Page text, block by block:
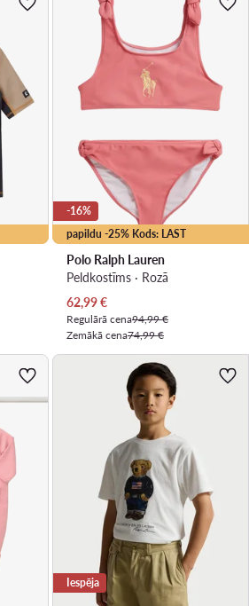
papildu -25% Kods: LAST
-16%
Polo Ralph Lauren
Peldkostīms · Rozā
Pašreizējā cena
62,99€
Regulārā cena94,99 €
Zemākā cena74,99 €
Iespēja